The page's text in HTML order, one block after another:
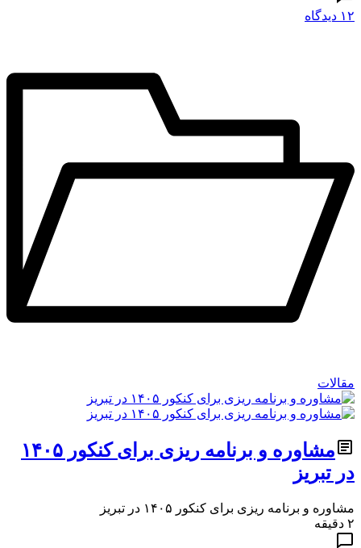
۱۲ دیدگاه
مقالات
مشاوره و برنامه ریزی برای کنکور ۱۴۰۵
در تبریز
مشاوره و برنامه ریزی برای کنکور ۱۴۰۵ در تبریز
۲ دقیقه